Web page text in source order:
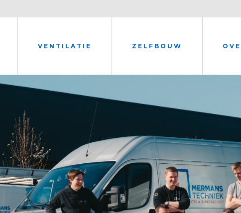
VENTILATIE ZELFBOUW